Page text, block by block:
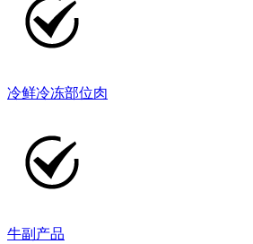
冷鲜冷冻部位肉
牛副产品